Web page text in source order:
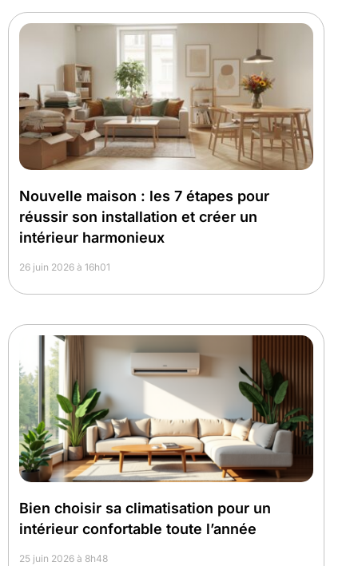
Nouvelle maison : les 7 étapes pour
réussir son installation et créer un
intérieur harmonieux
26 juin 2026 à 16h01
Bien choisir sa climatisation pour un
intérieur confortable toute l’année
25 juin 2026 à 8h48